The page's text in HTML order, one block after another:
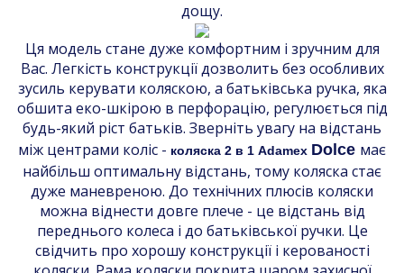
дощу.
Ця модель стане дуже комфортним і зручним для
Вас. Легкість конструкції дозволить без особливих
зусиль керувати коляскою, а батьківська ручка, яка
обшита еко-шкірою в перфорацію, регулюється під
будь-який ріст батьків. Зверніть увагу на відстань
між центрами коліс - коляска 2 в 1 Adamex Dolce має
найбільш оптимальну відстань, тому коляска стає
дуже маневреною. До технічних плюсів коляски
можна віднести довге плече - це відстань від
переднього колеса і до батьківської ручки. Це
свідчить про хорошу конструкції і керованості